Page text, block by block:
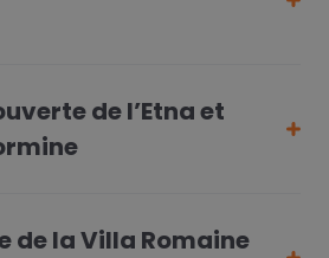
de l’Etna et
de la Villa Romaine